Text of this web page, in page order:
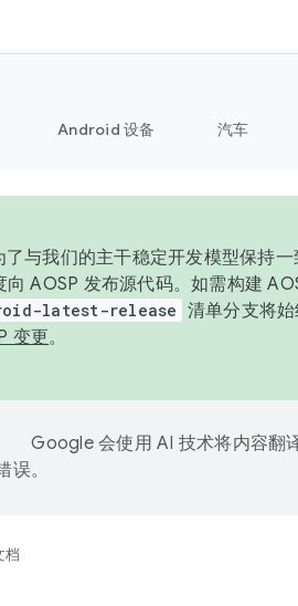
Android 设备 汽车
与我们的主干稳定开发模型保持
向 AOSP 发布源代码。如需构建
latest-release 清单分支将
变更。
Google 会使用 AI 技术将内容翻
。
档